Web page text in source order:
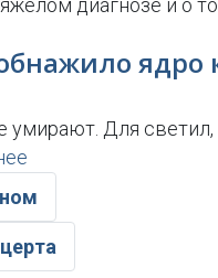
диагнозе и о
ядро
умирают. Для